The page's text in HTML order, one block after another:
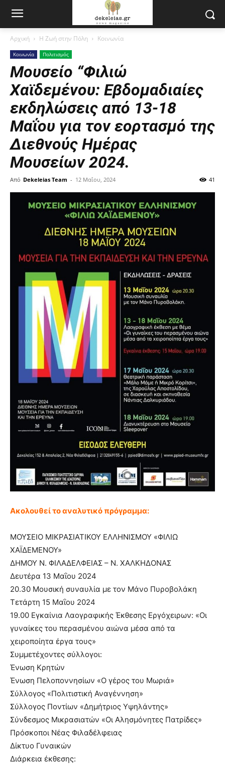
Αρχική Η Ζωή στην Πόλη Κοινωνία
Κοινωνία Πολιτισμός
Μουσείο “Φιλιώ
Χαϊδεμένου: Εβδομαδιαίες
εκδηλώσεις από 13-18
Μαΐου για τον εορτασμό της
Διεθνούς Ημέρας
Μουσείων 2024.
Από Dekeleias Team - 12 Μαΐου, 2024 41
Ακολουθεί το αναλυτικό πρόγραμμα:
ΜΟΥΣΕΙΟ ΜΙΚΡΑΣΙΑΤΙΚΟΥ ΕΛΛΗΝΙΣΜΟΥ «ΦΙΛΙΩ
ΧΑΪΔΕΜΕΝΟΥ»
ΔΗΜΟΥ Ν. ΦΙΛΑΔΕΛΦΕΙΑΣ – Ν. ΧΑΛΚΗΔΟΝΑΣ
Δευτέρα 13 Μαΐου 2024
20.30 Μουσική συναυλία με τον Μάνο Πυροβολάκη
Τετάρτη 15 Μαΐου 2024
19.00 Εγκαίνια Λαογραφικής Έκθεσης Εργόχειρων: «Οι
γυναίκες του περασμένου αιώνα μέσα από τα
χειροποίητα έργα τους»
Συμμετέχοντες σύλλογοι:
Ένωση Κρητών
Ένωση Πελοποννησίων «Ο γέρος του Μωριά»
Σύλλογος «Πολιτιστική Αναγέννηση»
Σύλλογος Ποντίων «Δημήτριος Υψηλάντης»
Σύνδεσμος Μικρασιατών «Οι Αλησμόνητες Πατρίδες»
Πρόσκοποι Νέας Φιλαδέλφειας
Δίκτυο Γυναικών
Διάρκεια έκθεσης: